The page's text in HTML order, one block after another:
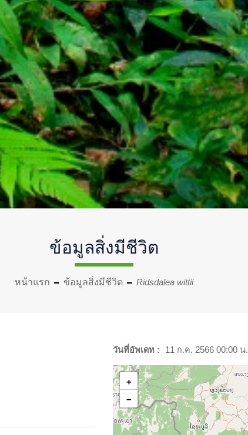
ข้อมูลสิ่งมีชีวิต
หน้าแรก ข้อมูลสิ่งมีชีวิต Ridsdalea wittii
วันที่อัพเดท : 11 ก.ค. 2566 00:00 น.
+
−